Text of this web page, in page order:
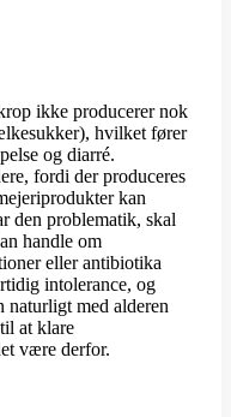
ikke producerer nok
hvilket fører
og diarré.
fordi der produceres
kan
den problematik, skal
handle om
eller antibiotika
intolerance, og
naturligt med alderen
at klare
være derfor.